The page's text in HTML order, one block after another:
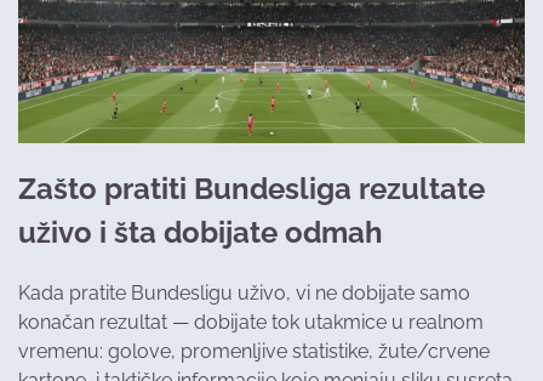
Zašto pratiti Bundesliga rezultate
uživo i šta dobijate odmah
Kada pratite Bundesligu uživo, vi ne dobijate samo
konačan rezultat — dobijate tok utakmice u realnom
vremenu: golove, promenljive statistike, žute/crvene